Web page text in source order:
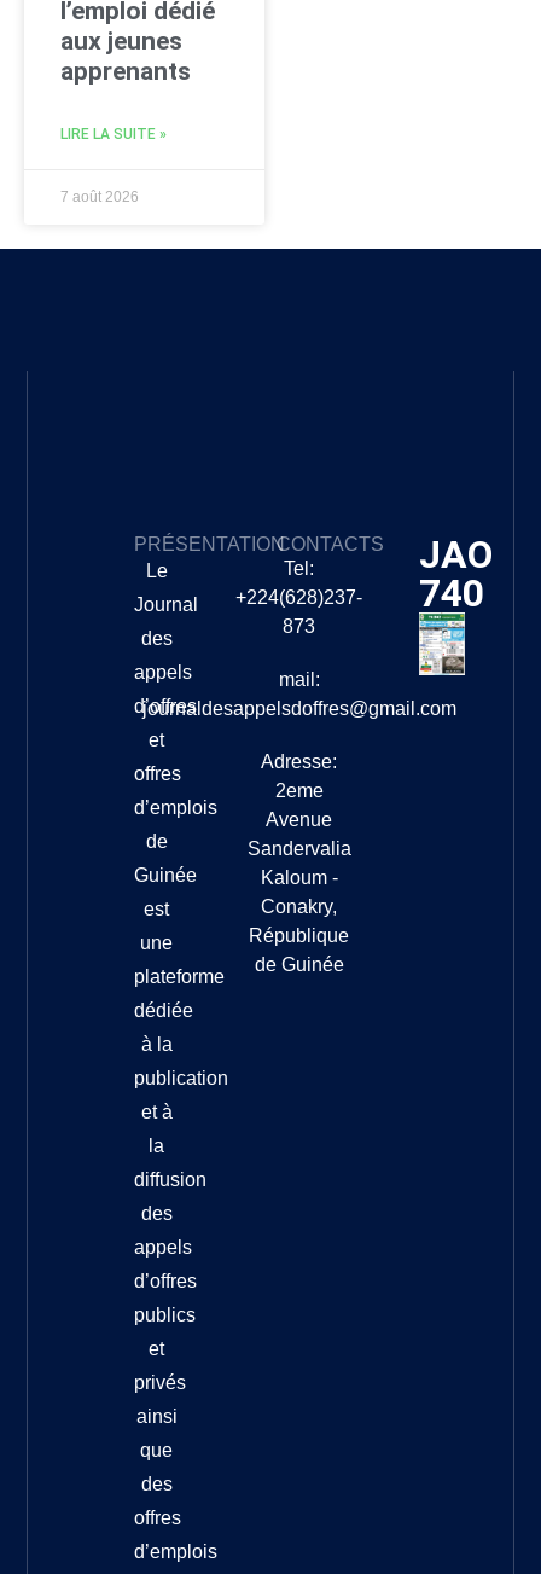
l’emploi dédié
aux jeunes
apprenants
LIRE LA SUITE »
7 août 2026
PRÉSENTATION
Le
Journal
des
appels
d’offres
et
offres
d’emplois
de
Guinée
est
une
plateforme
dédiée
à la
publication
et à
la
diffusion
des
appels
d’offres
publics
et
privés
ainsi
que
des
offres
d’emplois
CONTACTS
Tel:
+224(628)237-
873
mail:
journaldesappelsdoffres@gmail.com
Adresse:
2eme
Avenue
Sandervalia
Kaloum -
Conakry,
République
de Guinée
JAO
740